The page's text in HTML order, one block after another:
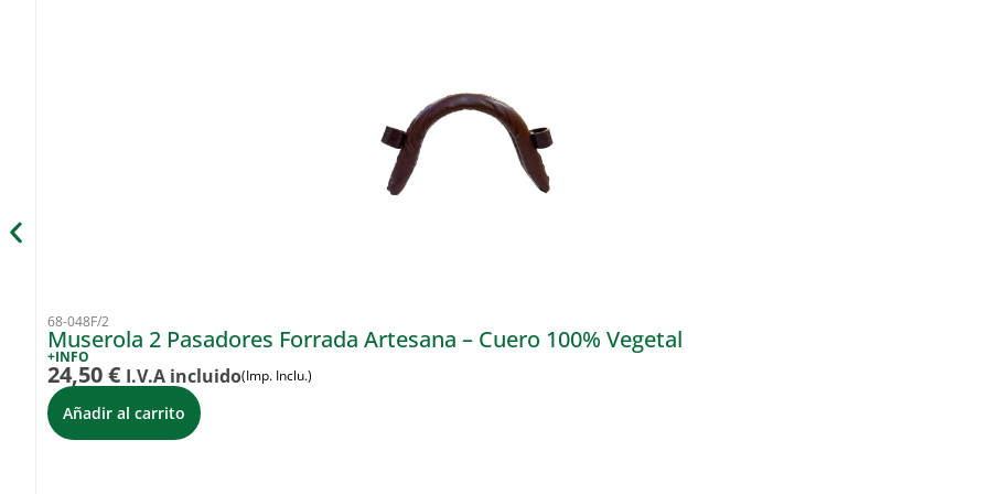
68-048F/2
Muserola 2 Pasadores Forrada Artesana – Cuero 100% Vegetal
+INFO
24,50€ I.V.A incluido(Imp. Inclu.)
Añadir al carrito